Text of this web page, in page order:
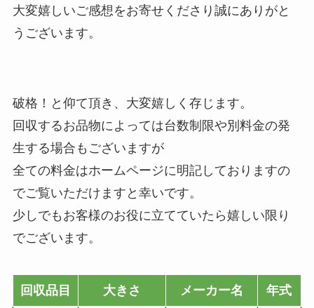
大変嬉しいご感想をお寄せくださり誠にありがと
うございます。
破格！と仰て頂き、大変嬉しく存じます。
回収するお品物によっては台数制限や別料金の発
生する場合もございますが
全ての料金はホームページに明記しておりますの
でご覧いただけますと幸いです。
少しでもお客様のお役に立てていたら嬉しい限り
でございます。
回収品目 大きさ メーカー名 年式